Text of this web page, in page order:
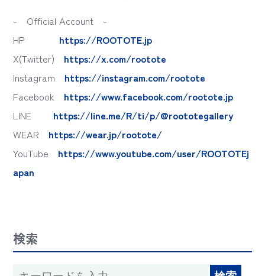
- Official Account -
HP https://ROOTOTE.jp
X(Twitter) https://x.com/rootote
Instagram https://instagram.com/rootote
Facebook https://www.facebook.com/rootote.jp
LINE https://line.me/R/ti/p/@roototegallery
WEAR https://wear.jp/rootote/
YouTube https://www.youtube.com/user/ROOTOTEj
apan
検索